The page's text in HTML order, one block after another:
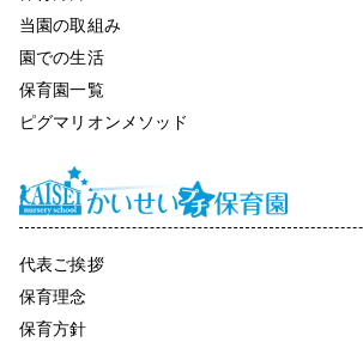
当園の取組み
園での生活
保育園一覧
ピグマリオンメソッド
代表ご挨拶
保育理念
保育方針